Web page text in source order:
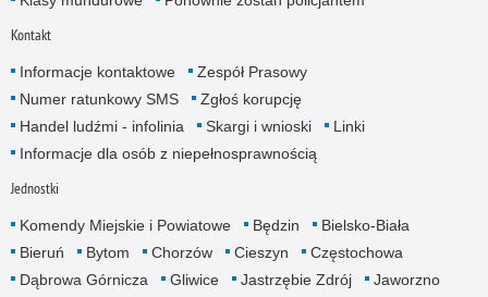
Kontakt
Informacje kontaktowe
Zespół Prasowy
Numer ratunkowy SMS
Zgłoś korupcję
Handel ludźmi - infolinia
Skargi i wnioski
Linki
Informacje dla osób z niepełnosprawnością
Jednostki
Komendy Miejskie i Powiatowe Będzin
Bielsko-Biała
Bieruń
Bytom Chorzów Cieszyn
Częstochowa
Dąbrowa Górnicza
Gliwice Jastrzębie Zdrój
Jaworzno